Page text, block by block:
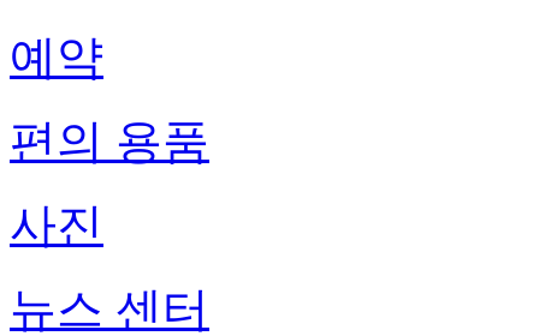
예약
편의 용품
사진
뉴스 센터